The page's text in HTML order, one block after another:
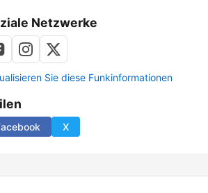
Netzwerke
Sie diese Funkinformationen
X